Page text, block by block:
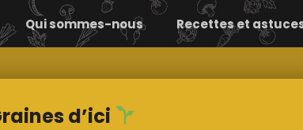
Comment ça
marche ?
Nos
Qui sommes-nous Recettes et
d’ici